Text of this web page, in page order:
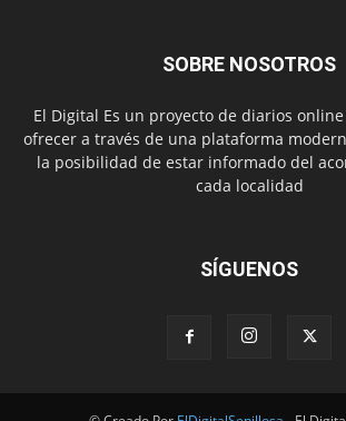
SOBRE NOSOTROS
El Digital Es un proyecto de diarios
ofrecer a través de una plataforma
la posibilidad de estar informado del
cada localidad
SÍGUENOS